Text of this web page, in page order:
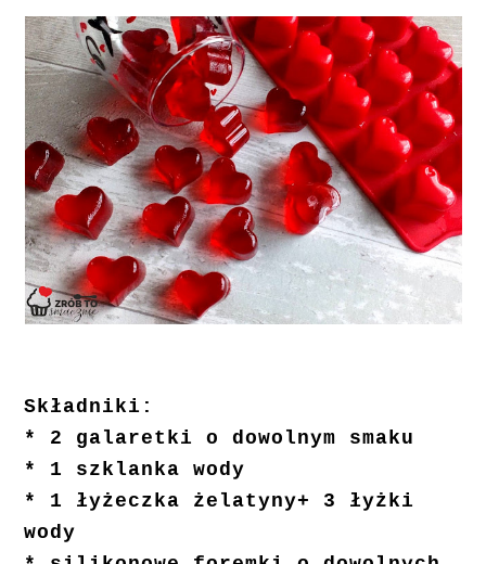
Składniki:
* 2 galaretki o dowolnym smaku
* 1 szklanka wody
* 1 łyżeczka żelatyny+ 3 łyżki
wody